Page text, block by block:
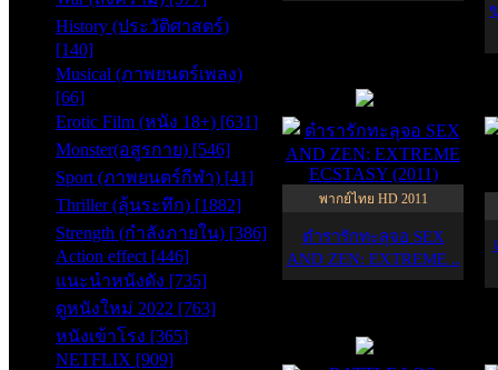
History (ประวัติศาสตร์)
[140]
Musical (ภาพยนตร์เพลง)
[66]
Erotic Film (หนัง 18+) [631]
Monster(อสูรกาย) [546]
Sport (ภาพยนตร์กีฬา) [41]
Thriller (ลุ้นระทึก) [1882]
Strength (กำลังภายใน) [386]
Action effect [446]
แนะนำหนังดัง [735]
ดูหนังใหม่ 2022 [763]
หนังเข้าโรง [365]
NETFLIX [909]
พากย์ไทย HD 2011
ตำรารักทะลุจอ SEX
AND ZEN: EXTREME ..